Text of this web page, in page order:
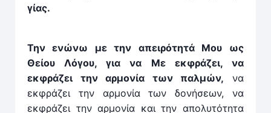
γίας.
Την ενώνω με την απειρότητά Μου ως
Θείου Λόγου, για να Με εκφράζει, να
εκφράζει την αρμονία των παλμών, να
εκφράζει την αρμονία των δονήσεων, να
εκφράζει την αρμονία και την απολυτότητα